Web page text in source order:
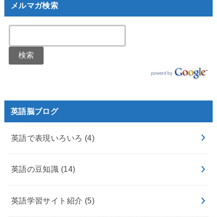
メルマガ検索
英語脳ブログ
英語で表現いろいろ (4)
英語の豆知識 (14)
英語学習サイト紹介 (5)